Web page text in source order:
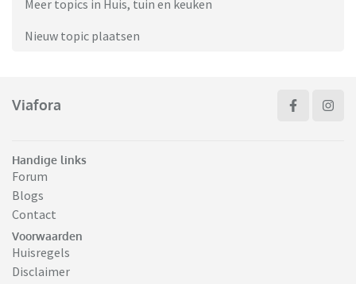
Meer topics in Huis, tuin en keuken
Nieuw topic plaatsen
Viafora
Handige links
Forum
Blogs
Contact
Voorwaarden
Huisregels
Disclaimer